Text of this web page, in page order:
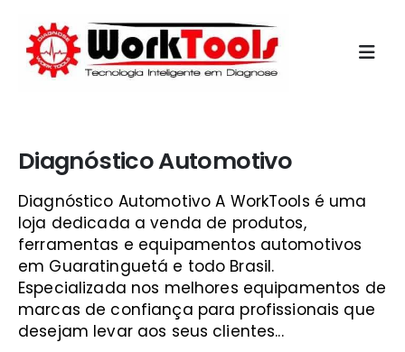
Diagnóstico Automotivo
Diagnóstico Automotivo A WorkTools é uma
loja dedicada a venda de produtos,
ferramentas e equipamentos automotivos
em Guaratinguetá e todo Brasil.
Especializada nos melhores equipamentos de
marcas de confiança para profissionais que
desejam levar aos seus clientes...